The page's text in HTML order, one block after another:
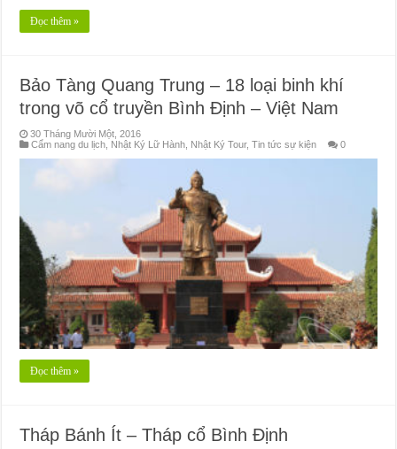
Đọc thêm »
Bảo Tàng Quang Trung – 18 loại binh khí
trong võ cổ truyền Bình Định – Việt Nam
30 Tháng Mười Một, 2016
Cẩm nang du lịch, Nhật Ký Lữ Hành, Nhật Ký Tour,Tin tức sự kiện 0
Đọc thêm »
Tháp Bánh Ít – Tháp cổ Bình Định